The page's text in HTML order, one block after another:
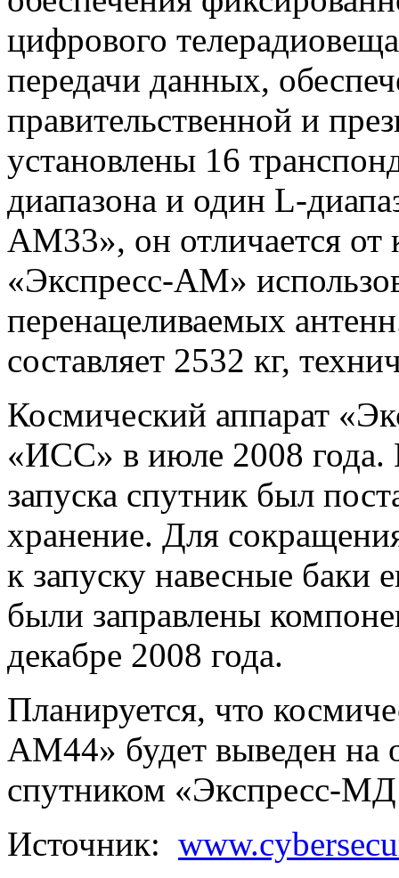
цифрового
передачи данных,
правительственной и
установлены 16
диапазона и один L-
АМ33», он отличается от
«Экспресс-АМ»
перенацеливаемых
составляет 2532 кг,
Космический аппарат
«ИСС» в июле 2008 года.
запуска спутник был
хранение. Для
к запуску навесные баки
были заправлены
декабре 2008 года.
Планируется, что
АМ44» будет выведен на
спутником «Экспресс-
Источник: